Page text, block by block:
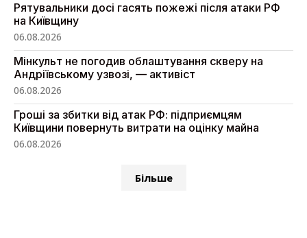
Рятувальники досі гасять пожежі після атаки РФ
на Київщину
06.08.2026
Мінкульт не погодив облаштування скверу на
Андріївському узвозі, — активіст
06.08.2026
Гроші за збитки від атак РФ: підприємцям
Київщини повернуть витрати на оцінку майна
06.08.2026
Більше